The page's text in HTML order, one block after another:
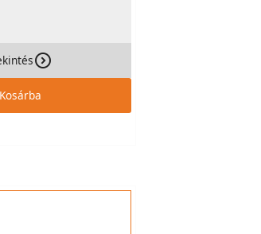
Kosárba